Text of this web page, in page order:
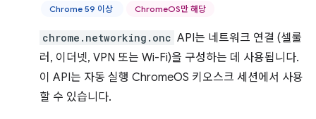
Chrome 59 이상 ChromeOS만 해당
chrome.networking.onc API는 네트워크 연결 (셀룰
러, 이더넷, VPN 또는 Wi-Fi)을 구성하는 데 사용됩니다.
이 API는 자동 실행 ChromeOS 키오스크 세션에서 사용
할 수 있습니다.